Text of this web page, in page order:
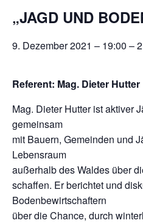
„JAGD UND
9. Dezember 2021 – 19:00 –
Referent: Mag. Dieter Hutter
Mag. Dieter Hutter ist aktiver
gemeinsam
mit Bauern, Gemeinden und
Lebensraum
außerhalb des Waldes über
schaffen. Er berichtet und
Bodenbewirtschaftern
über die Chance, durch